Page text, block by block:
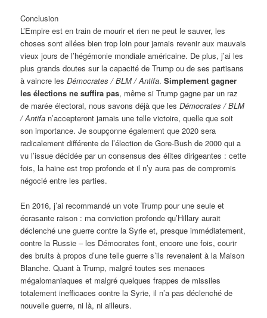
Conclusion
L’Empire est en train de mourir et rien ne peut le sauver, les
choses sont allées bien trop loin pour jamais revenir aux mauvais
vieux jours de l’hégémonie mondiale américaine. De plus, j’ai les
plus grands doutes sur la capacité de Trump ou de ses partisans
à vaincre lesDémocrates / BLM / Antifa.Simplement gagner
les élections ne suffira pas, même si Trump gagne par un raz
de marée électoral, nous savons déjà que les Démocrates / BLM
/ Antifa n’accepteront jamais une telle victoire, quelle que soit
son importance. Je soupçonne également que 2020 sera
radicalement différente de l’élection de Gore-Bush de 2000 qui a
vu l’issue décidée par un consensus des élites dirigeantes : cette
fois, la haine est trop profonde et il n’y aura pas de compromis
négocié entre les parties.
En 2016, j’ai recommandé un vote Trump pour une seule et
écrasante raison : ma conviction profonde qu’Hillary aurait
déclenché une guerre contre la Syrie et, presque immédiatement,
contre la Russie – les Démocrates font, encore une fois, courir
des bruits à propos d’une telle guerre s’ils revenaient à la Maison
Blanche. Quant à Trump, malgré toutes ses menaces
mégalomaniaques et malgré quelques frappes de missiles
totalement inefficaces contre la Syrie, il n’a pas déclenché de
nouvelle guerre, ni là, ni ailleurs.